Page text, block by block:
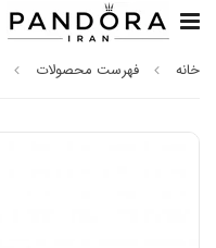
خانه فهرست محصولات